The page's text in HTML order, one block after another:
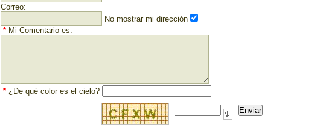
Correo:
No mostrar mi dirección
* Mi Comentario es:
* ¿De qué color es el cielo?